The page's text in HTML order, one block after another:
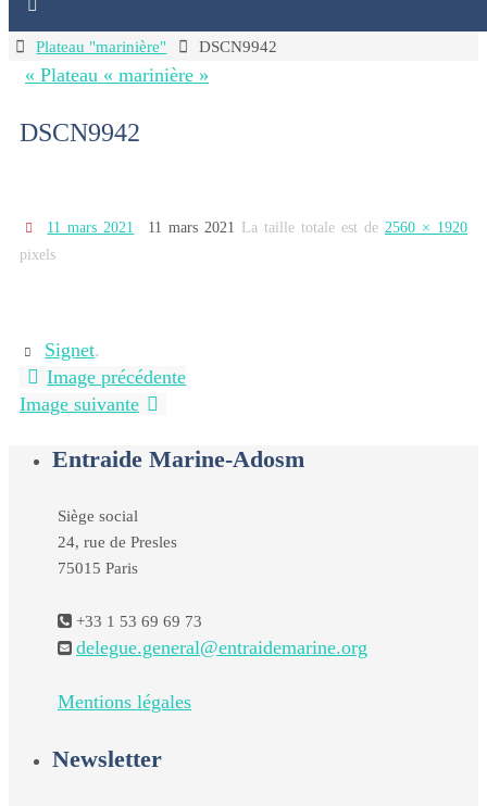
HomePlateau "marinière" DSCN9942
« Plateau « marinière »
DSCN9942
11 mars 2021 11 mars 2021 La taille totale est de2560 × 1920
pixels
Signet.
Image précédente
Image suivante
Entraide Marine-Adosm
Siège social
24, rue de Presles
75015 Paris
+33 1 53 69 69 73
delegue.general@entraidemarine.org
Mentions légales
Newsletter